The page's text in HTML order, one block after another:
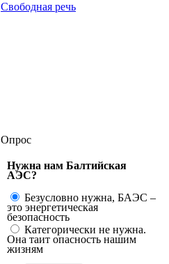
Свободная речь
Опрос
Нужна нам Балтийская
АЭС?
Безусловно нужна, БАЭС –
это энергетическая
безопасность
Категорически не нужна.
Она таит опасность нашим
жизням